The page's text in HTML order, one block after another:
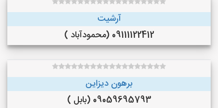
آرشیت
09111122412 (محمودآباد )
برهون دیزاین
09059695793 (بابل )